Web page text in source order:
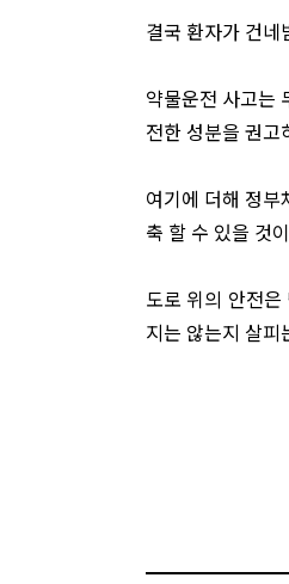
결국 환자가 건
약물운전 사고는
전한 성분을 권고
여기에 더해 정
축 할 수 있을 것
도로 위의 안전
지는 않는지 살